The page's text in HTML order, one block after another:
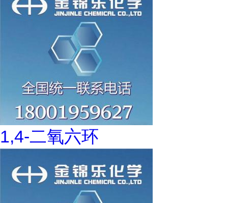
1,4-二氧六环